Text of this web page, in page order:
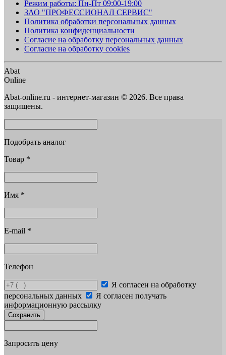
Режим работы: Пн-Пт 09:00-19:00
ЗАО "ПРОФЕССИОНАЛ СЕРВИС"
Политика обработки персональных данных
Политика конфиденциальности
Согласие на обработку персональных данных
Согласие на обработку cookies
Abat
Online
Abat-online.ru - интернет-магазин © 2026. Все права
защищены.
Подобрать аналог
Товар *
Имя *
E-mail *
Телефон
Я согласен на обработку
персональных данных
Я согласен получать
информационную рассылку
Сохранить
Запросить цену